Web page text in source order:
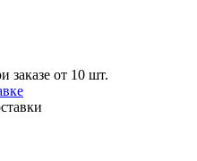
заказе от 10 шт.